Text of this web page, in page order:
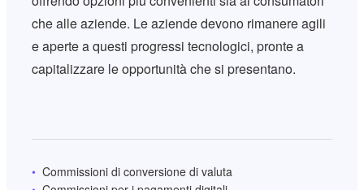
che alle aziende. Le aziende devono rimanere agili
e aperte a questi progressi tecnologici, pronte a
capitalizzare le opportunità che si presentano.
Commissioni di conversione di valuta